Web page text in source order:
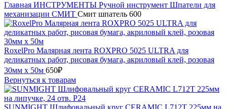
Главная ИНСТРУМЕНТЫ Ручной инструмент Шпатели для
механизации СМИТ Смит шпатель 600
RoxelPro Малярная лента ROXPRO 5025 ULTRA для
деликатных работ, рисовая бумага, акриловый клей, розовая
30мм х 50м 650₽
Вернуться к товарам
SUNMIGHT Шлифовальный круг CERAMIC L712T 225мм на